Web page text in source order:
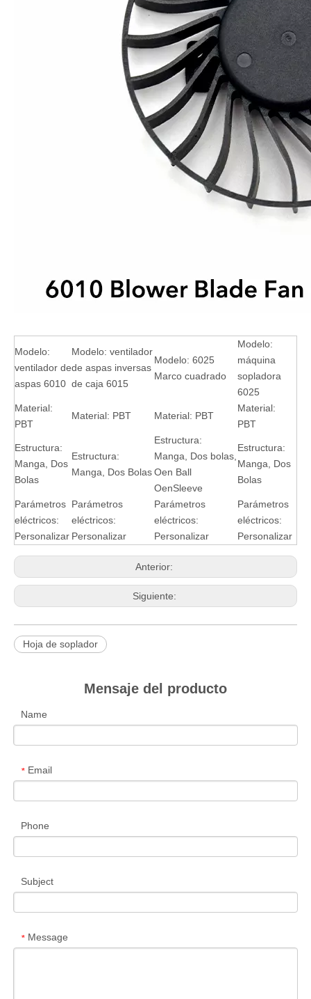
Modelo:
ventilador de
aspas 6010
Modelo: ventilador
de aspas inversas
de caja 6015
Modelo: 6025
Marco cuadrado
Modelo:
máquina
sopladora
6025
Material:
PBT
Material: PBT Material: PBT
Material:
PBT
Estructura:
Manga, Dos
Bolas
Estructura:
Manga, Dos Bolas
Estructura:
Manga, Dos bolas,
Oen Ball
OenSleeve
Estructura:
Manga, Dos
Bolas
Parámetros
eléctricos:
Personalizar
Parámetros
eléctricos:
Personalizar
Parámetros
eléctricos:
Personalizar
Parámetros
eléctricos:
Personalizar
Anterior:
Siguiente:
Hoja de soplador
Mensaje del producto
Name
* Email
Phone
Subject
* Message